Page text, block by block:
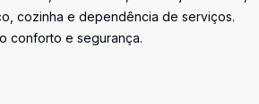
cozinha e dependência de serviços.
conforto e segurança.